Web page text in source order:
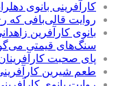
کارآفرینی بانوی
روایت قالی‌بافی که
بانوی کارآفرین
سنگ‌های قیمتی
پای صحبت
طعم شیرین